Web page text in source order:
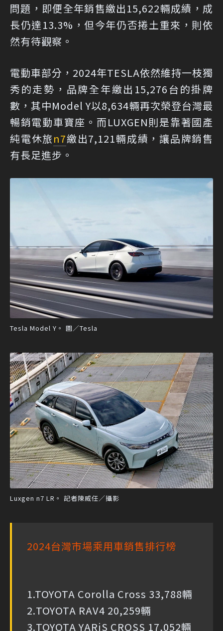
問題，即便全年銷售繳出15,622輛成績，成
長仍達13.3%，但今年仍否捲土重來，則依
然有待觀察。
電動車部分，2024年TESLA依然維持一枝獨
秀的走勢，品牌全年繳出15,276台的掛牌
數，其中Model Y以8,634輛再次榮登台灣最
暢銷電動車寶座。而LUXGEN則是靠著國產
純電休旅n7繳出7,121輛成績，讓品牌銷售
有長足進步。
Tesla Model Y。 圖／Tesla
Luxgen n7 LR。 記者陳威任／攝影
2024台灣市場乘用車銷售排行榜
1.TOYOTA Corolla Cross 33,788輛
2.TOYOTA RAV4 20,259輛
3.TOYOTA YARiS CROSS 17,052輛